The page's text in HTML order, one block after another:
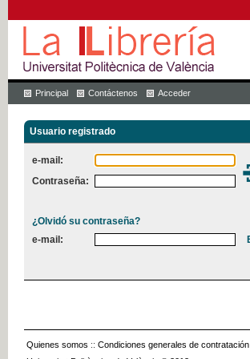
Principal Contáctenos Acceder
Usuario registrado
e-mail:
Contraseña:
¿Olvidó su contraseña?
e-mail:
Quienes somos :: Condiciones generales de contratación